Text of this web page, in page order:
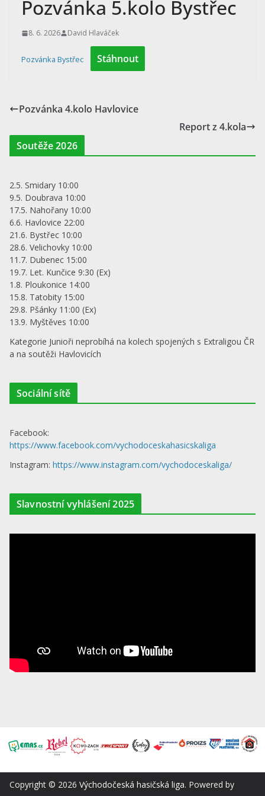
Pozvánka 5.kolo Bystřec
8. 6. 2026 David Hlaváček
Pozvánka Bystřec Stáhnout
Pozvánka 4.kolo Havlovice
Report z 4.kola
Soutěže 2026
2.5. Smidary 10:00
9.5. Doubrava 10:00
17.5. Nahořany 10:00
6.6. Havlovice 22:00
21.6. Bystřec 10:00
28.6. Velichovky 10:00
11.7. Dubenec 15:00
19.7. Let. Kunčice 9:30 (Ex)
1.8. Ploukonice 14:00
15.8. Tatobity 15:00
29.8. Pšánky 11:00 (Ex)
13.9. Myštěves 10:00
Kategorie Junioři neprobíhá na kolech spojených s Extraligou ČR
a na soutěži Havlovicích
Sociální sítě
Facebook:
https://www.facebook.com/vychodoceskahasicskaliga
Instagram: https://www.instagram.com/vychodoceskaliga/
Slavnostní vyhlášení 2025
Copyright © 2026 Východočeská hasičská liga. Powered by